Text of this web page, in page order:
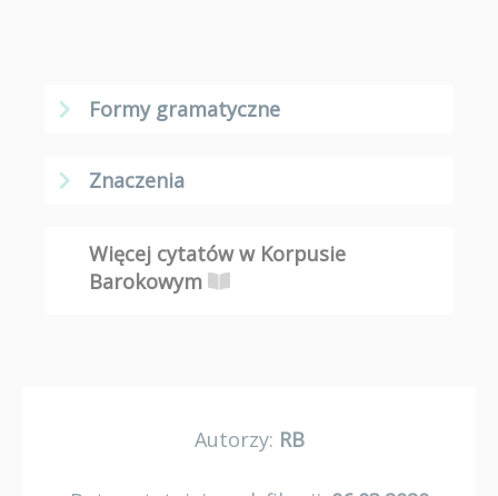
Formy gramatyczne
Znaczenia
Więcej cytatów w Korpusie
Barokowym
Autorzy: RB